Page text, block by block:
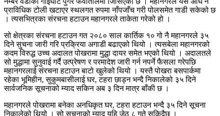
प्राविधिक टोली खटाएर स्थलगत रुपमा नाँपजाँच गरी पोलसमेत गाडी सकेको छ
। त्यसभित्रका संरचना हटाउन महानगरले ताकेता गरेको हो ।
सो क्षेत्रका संरचना हटाउन गत २०८० साल कार्तिक १० गो नै महानगरले ३५
दिने सुचना जारी गरि प्रक्रिया अगाडी बढाएको थियो । त्यसबेला महानगरको
कदम विरुद्ध उच्च अदालत पोखरामा मुद्धा दायर समेत भएको थियो । अदालतले
सो मुद्धामा सुनुवाई गर्दै उत्प्रेषण र परमादेश जारी गर्न नपर्ने फैसला गरेपछि
महानगरलाई संरचना हटाउन बाटो खुलेको थियो । यस्तै पोखरा बसपार्कमा
रहेका भूमिहीन, सुकुमबासीलाई घर, टहरा छाड्न भन्दै निकालेको ३५ दिने
सार्वजनिक सूचनाको म्याद सकिन अब ३ दिन मात्र बाँकी छ ।
महानगरले पोखरामा बनेका अनधिकृत घर, टहरा हटाउन भन्दै ३५ दिने सूचना
निकालेको थियो । सो सूचनाको म्याद यहि जेठ ८ गते सकिदैछ ।